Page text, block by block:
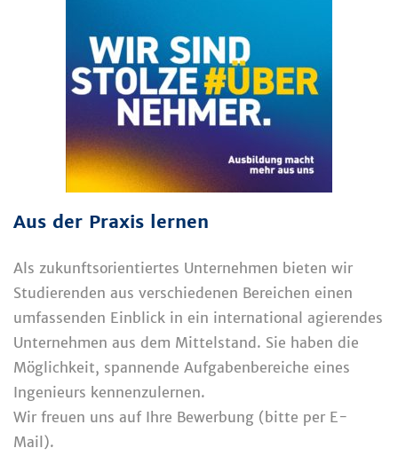
Aus der Praxis lernen
Als zukunftsorientiertes Unternehmen bieten wir
Studierenden aus verschiedenen Bereichen einen
umfassenden Einblick in ein international agierendes
Unternehmen aus dem Mittelstand. Sie haben die
Möglichkeit, spannende Aufgabenbereiche eines
Ingenieurs kennenzulernen.
Wir freuen uns auf Ihre Bewerbung (bitte per E-
Mail).